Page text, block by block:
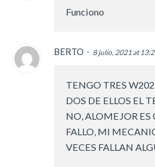
Funciono
BERTO 8 julio, 2021 at
TENGO TRES
DOS DE ELLOS EL
NO, ALOMEJOR
FALLO, MI
VECES FALLAN